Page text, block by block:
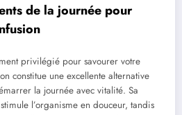
de la journée pour
privilégié pour savourer votre
constitue une excellente alternative
la journée avec vitalité. Sa
l’organisme en douceur, tandis